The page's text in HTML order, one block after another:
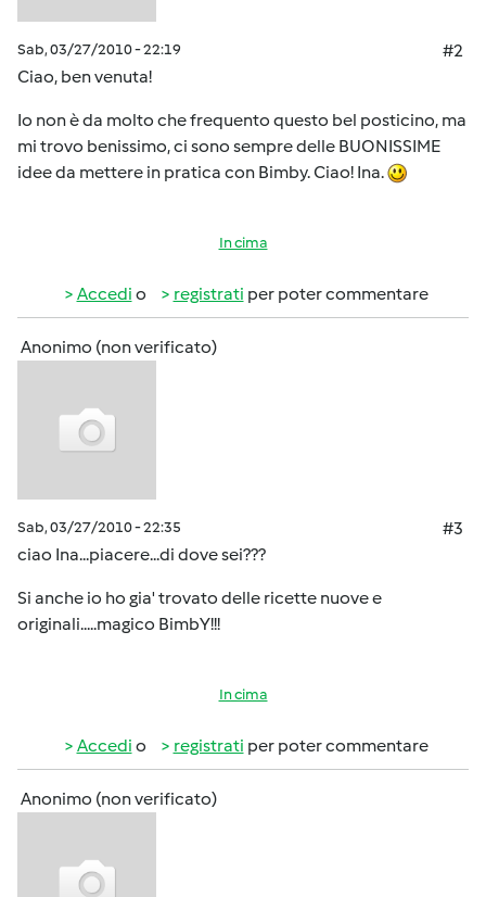
Sab, 03/27/2010 - 22:19
#2
Ciao, ben venuta!
Io non è da molto che frequento questo bel posticino, ma
mi trovo benissimo, ci sono sempre delle BUONISSIME
idee da mettere in pratica con Bimby. Ciao! Ina.
In cima
Accedi o registrati per poter commentare
Anonimo (non verificato)
Sab, 03/27/2010 - 22:35
#3
ciao Ina...piacere...di dove sei???
Si anche io ho gia' trovato delle ricette nuove e
originali.....magico BimbY!!!
In cima
Accedi o registrati per poter commentare
Anonimo (non verificato)